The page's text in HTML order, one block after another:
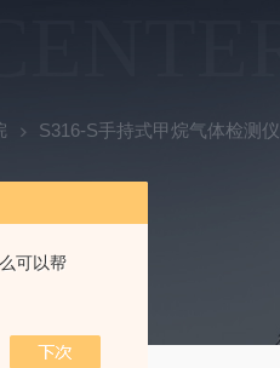
可以帮
S316-S手持式甲烷气体检测仪